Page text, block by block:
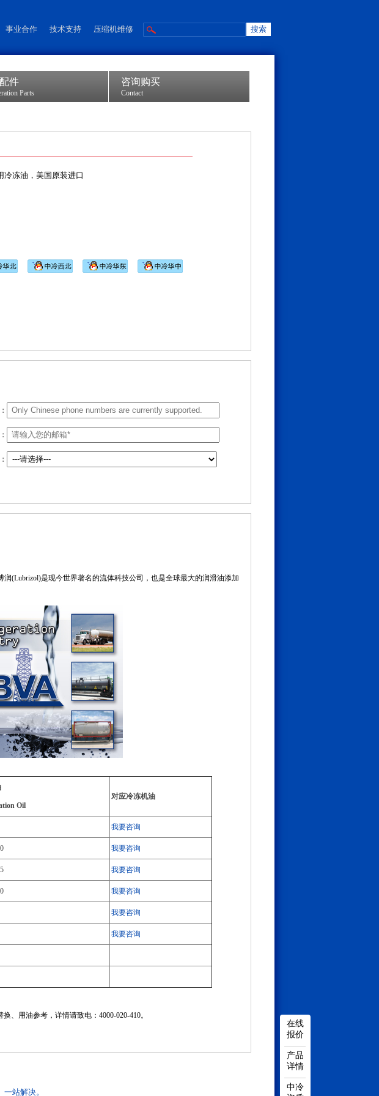
事业合作 技术支持 压缩机维修
件
Parts
咨询购买
Contact
冷冻油，美国原装进口
(Lubrizol)是现今世界著名的流体科技公司，也是全球最大的润滑油添加
Oil
对应冷冻机油
我要咨询
我要咨询
我要咨询
我要咨询
我要咨询
我要咨询
、用油参考，详情请致电：4000-020-410。
站解决。
在线
报价
产品
详情
中冷